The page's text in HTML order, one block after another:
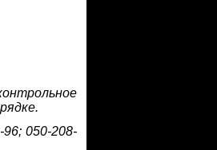
050-208-